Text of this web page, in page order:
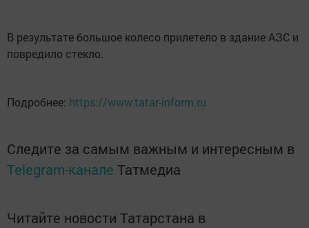
В результате большое колесо прилетело в здание АЗС и
повредило стекло.
Подробнее: https://www.tatar-inform.ru
Следите за самым важным и интересным в
Telegram-канале Татмедиа
Читайте новости Татарстана в